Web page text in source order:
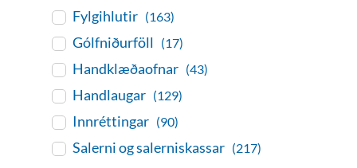
Fylgihlutir (163)
Gólfniðurföll (17)
Handklæðaofnar (43)
Handlaugar (129)
Innréttingar (90)
Salerni og salerniskassar (217)